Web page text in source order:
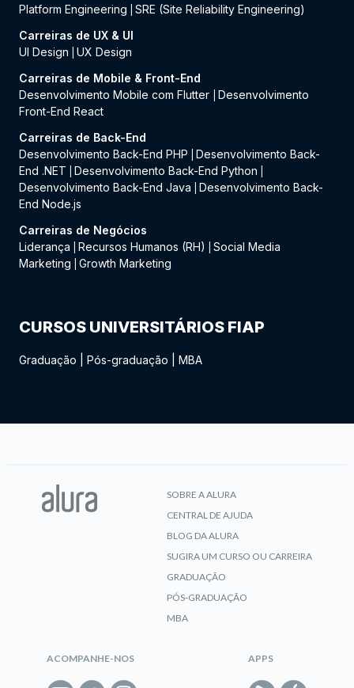
Platform Engineering
SRE (Site Reliability Engineering)
Carreiras de UX & UI
UI Design
UX Design
Carreiras de Mobile & Front-End
Desenvolvimento Mobile com Flutter
Desenvolvimento
Front-End React
Carreiras de Back-End
Desenvolvimento Back-End PHP
Desenvolvimento Back-
End .NET
Desenvolvimento Back-End Python
Desenvolvimento Back-End Java
Desenvolvimento Back-
End Node.js
Carreiras de Negócios
Liderança
Recursos Humanos (RH)
Social Media
Marketing
Growth Marketing
CURSOS UNIVERSITÁRIOS FIAP
Graduação Pós-graduação MBA
SOBRE A ALURA
CENTRAL DE AJUDA
BLOG DA ALURA
SUGIRA UM CURSO OU CARREIRA
GRADUAÇÃO
PÓS-GRADUAÇÃO
MBA
ACOMPANHE-NOS APPS